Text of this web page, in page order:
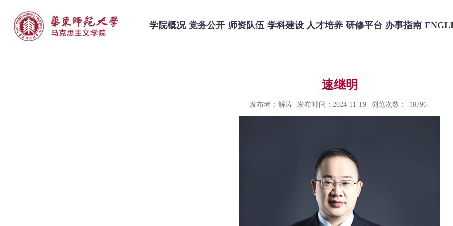
学院概况 党务公开 师资队伍 学科建设 人才培养 研修平台 办事指南
速继明
发布者：解涛 发布时间：2024-11-19 浏览次数： 18796